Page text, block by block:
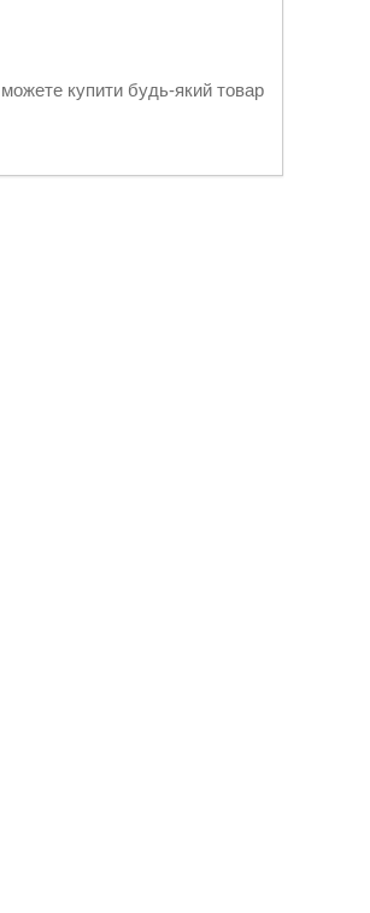
можете купити будь-який товар